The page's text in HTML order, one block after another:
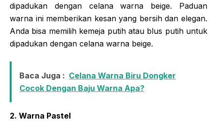
dipadukan dengan celana warna beige. Paduan
warna ini memberikan kesan yang bersih dan elegan.
Anda bisa memilih kemeja putih atau blus putih untuk
dipadukan dengan celana warna beige.
Baca Juga : Celana Warna Biru Dongker
Cocok Dengan Baju Warna Apa?
2. Warna Pastel